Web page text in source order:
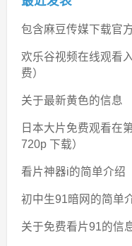
包含麻豆传媒下载官
欢乐谷视频在线观看
费）
关于最新黄色的信息
日本大片免费观看在
720p 下载）
看片神器i的简单介绍
初中生91暗网的简单
关于免费看片91的信